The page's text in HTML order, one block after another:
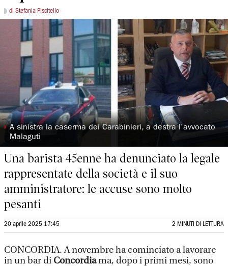
di Stefania Piscitello
◗A sinistra la caserma dei Carabinieri, a destra l’avvocato
Malaguti
Una barista 45enne ha denunciato la legale
rappresentate della società e il suo
amministratore: le accuse sono molto
pesanti
20 aprile 2025 17:45 2 MINUTI DI LETTURA
CONCORDIA. A novembre ha cominciato a lavorare
in un bar di Concordiama, dopo i primi mesi, sono